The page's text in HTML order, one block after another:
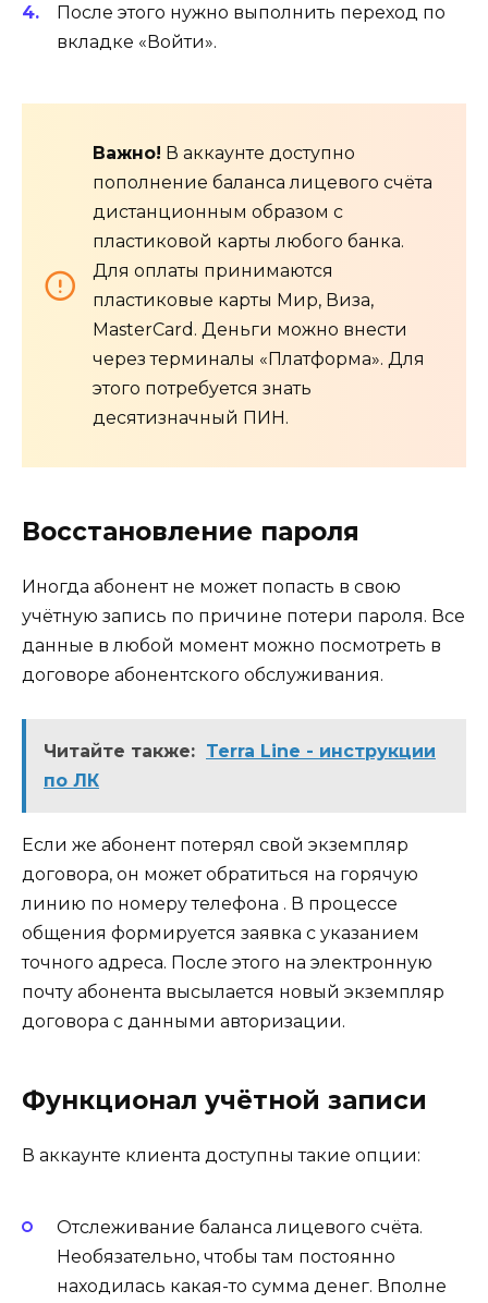
После этого нужно выполнить переход по
вкладке «Войти».
Важно! В аккаунте доступно
пополнение баланса лицевого счёта
дистанционным образом с
пластиковой карты любого банка.
Для оплаты принимаются
пластиковые карты Мир, Виза,
MasterCard. Деньги можно внести
через терминалы «Платформа». Для
этого потребуется знать
десятизначный ПИН.
Восстановление пароля
Иногда абонент не может попасть в свою
учётную запись по причине потери пароля. Все
данные в любой момент можно посмотреть в
договоре абонентского обслуживания.
Читайте также: Terra Line - инструкции
по ЛК
Если же абонент потерял свой экземпляр
договора, он может обратиться на горячую
линию по номеру телефона . В процессе
общения формируется заявка с указанием
точного адреса. После этого на электронную
почту абонента высылается новый экземпляр
договора с данными авторизации.
Функционал учётной записи
В аккаунте клиента доступны такие опции:
Отслеживание баланса лицевого счёта.
Необязательно, чтобы там постоянно
находилась какая-то сумма денег. Вполне